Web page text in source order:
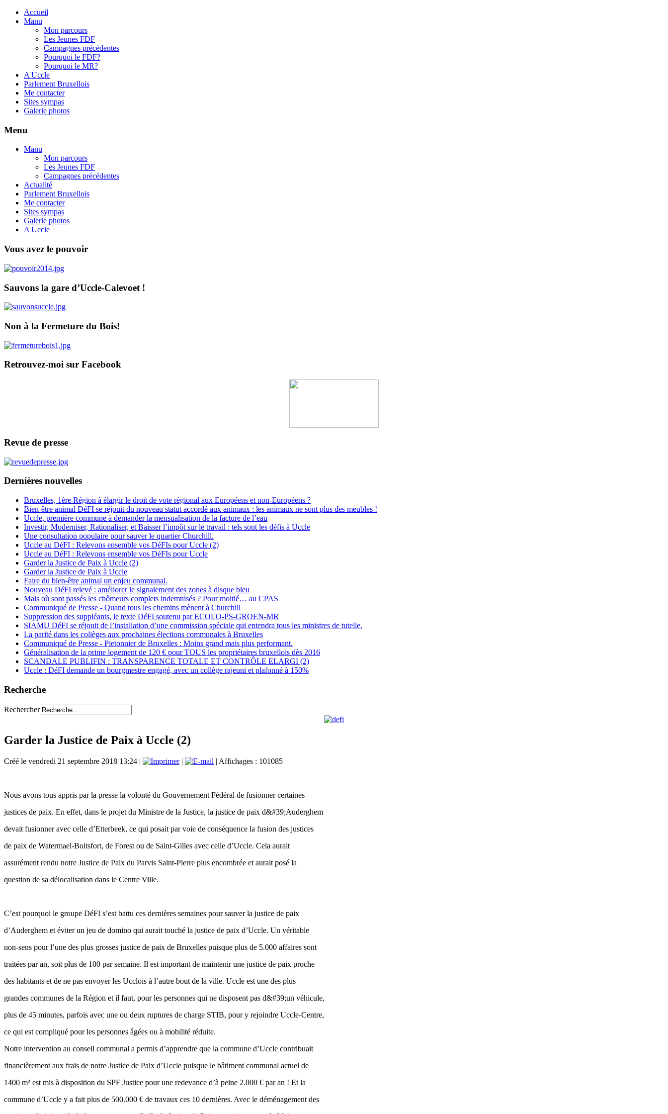
Accueil
Manu
Mon parcours
Les Jeunes FDF
Campagnes précédentes
Pourquoi le FDF?
Pourquoi le MR?
A Uccle
Parlement Bruxellois
Me contacter
Sites sympas
Galerie photos
Menu
Manu
Mon parcours
Les Jeunes FDF
Campagnes précédentes
Actualité
Parlement Bruxellois
Me contacter
Sites sympas
Galerie photos
A Uccle
Vous avez le pouvoir
Sauvons la gare d’Uccle-Calevoet !
Non à la Fermeture du Bois!
Retrouvez-moi sur Facebook
Revue de presse
Dernières nouvelles
Bruxelles, 1ère Région à élargir le droit de vote régional aux Européens et non-Européens ?
Bien-être animal DéFI se réjouit du nouveau statut accordé aux animaux : les animaux ne sont plus des meubles !
Uccle, première commune à demander la mensualisation de la facture de l’eau
Investir, Moderniser, Rationaliser, et Baisser l’impôt sur le travail : tels sont les défis à Uccle
Une consultation populaire pour sauver le quartier Churchill.
Uccle au DéFI : Relevons ensemble vos DéFIs pour Uccle (2)
Uccle au DéFI : Relevons ensemble vos DéFIs pour Uccle
Garder la Justice de Paix à Uccle (2)
Garder la Justice de Paix à Uccle
Faire du bien-être animal un enjeu communal.
Nouveau DéFI relevé : améliorer le signalement des zones à disque bleu
Mais où sont passés les chômeurs complets indemnisés ? Pour moitié… au CPAS
Communiqué de Presse - Quand tous les chemins mènent à Churchill
Suppression des suppléants, le texte DéFI soutenu par ECOLO-PS-GROEN-MR
SIAMU DéFI se réjouit de l’installation d’une commission spéciale qui entendra tous les ministres de tutelle.
La parité dans les collèges aux prochaines élections communales à Bruxelles
Communiqué de Presse - Pietonnier de Bruxelles : Moins grand mais plus performant.
Généralisation de la prime logement de 120 € pour TOUS les propriétaires bruxellois dès 2016
SCANDALE PUBLIFIN : TRANSPARENCE TOTALE ET CONTRÔLE ELARGI (2)
Uccle : DéFI demande un bourgmestre engagé, avec un collège rajeuni et plafonné à 150%
Recherche
Rechercher
Garder la Justice de Paix à Uccle (2)
Créé le vendredi 21 septembre 2018 13:24 | | | Affichages : 101085
Nous avons tous appris par la presse la volonté du Gouvernement Fédéral de fusionner certaines
justices de paix. En effet, dans le projet du Ministre de la Justice, la justice de paix d&#39;Auderghem
devait fusionner avec celle d’Etterbeek, ce qui posait par voie de conséquence la fusion des justices
de paix de Watermael-Boitsfort, de Forest ou de Saint-Gilles avec celle d’Uccle. Cela aurait
assurément rendu notre Justice de Paix du Parvis Saint-Pierre plus encombrée et aurait posé la
question de sa délocalisation dans le Centre Ville.
C’est pourquoi le groupe DéFI s’est battu ces dernières semaines pour sauver la justice de paix
d’Auderghem et éviter un jeu de domino qui aurait touché la justice de paix d’Uccle. Un véritable
non-sens pour l’une des plus grosses justice de paix de Bruxelles puisque plus de 5.000 affaires sont
traitées par an, soit plus de 100 par semaine. Il est important de maintenir une justice de paix proche
des habitants et de ne pas envoyer les Ucclois à l’autre bout de la ville. Uccle est une des plus
grandes communes de la Région et il faut, pour les personnes qui ne disposent pas d&#39;un véhicule,
plus de 45 minutes, parfois avec une ou deux ruptures de charge STIB, pour y rejoindre Uccle-Centre,
ce qui est compliqué pour les personnes âgées ou à mobilité réduite.
Notre intervention au conseil communal a permis d’apprendre que la commune d’Uccle contribuait
financièrement aux frais de notre Justice de Paix d’Uccle puisque le bâtiment communal actuel de
1400 m² est mis à disposition du SPF Justice pour une redevance d’à peine 2.000 € par an ! Et la
commune d’Uccle y a fait plus de 500.000 € de travaux ces 10 dernières. Avec le déménagement des